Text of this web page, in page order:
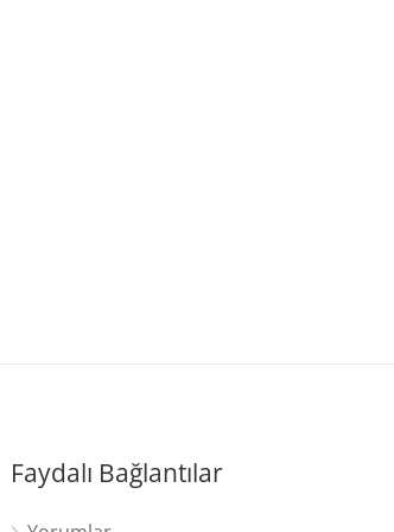
Faydalı Bağlantılar